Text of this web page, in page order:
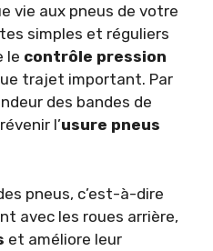
vie aux pneus de votre
simples et réguliers
le contrôle pression
trajet important. Par
des bandes de
l’usure pneus
pneus, c’est-à-dire
avec les roues arrière,
et améliore leur